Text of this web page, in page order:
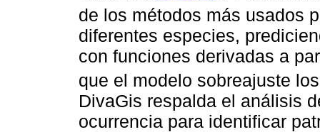
de los métodos más usados
diferentes especies,
con funciones derivadas a
que el modelo sobreajuste
DivaGis respalda el análisis
ocurrencia para identificar